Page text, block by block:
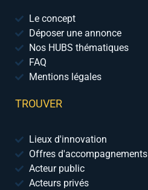
Le concept
Déposer une annonce
Nos HUBS thématiques
FAQ
Mentions légales
TROUVER
Lieux d'innovation
Offres d'accompagnements
Acteur public
Acteurs privés